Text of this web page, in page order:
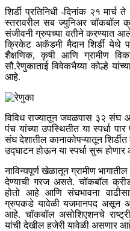
शिर्डी प्रतिनिधी -दिनांक २१ मार्च
स्तरावरील सब ज्युनिअर चॉकबॉल
संजीवनी ग्रुपच्या वतीने करण्यात
क्रिकेट अकॅडमी मैदान शिर्डी येथे
शैक्षणिक, कृषी आणि ग्रामीण
सौ.रेणुकाताई विवेकभैय्या कोल्हे
आहे.
विविध राज्यातून जवळपास ३२ संघ
पंच यांच्या उपस्थितीत या स्पर्धा
संघ देशातील कानाकोपऱ्यातून
उद्घाटन होऊन या स्पर्धा सुरू
नाविन्यपूर्ण खेळातून ग्रामीण
देण्याची गरज असते. चॉकबॉल
होतो आहे आणि संघभावना
ग्रुपकडे यावेळी यजमानपद असून
आहे. चॉकबॉल असोशिएशनचे
यांची देखील हजेरी यावेळी असणार